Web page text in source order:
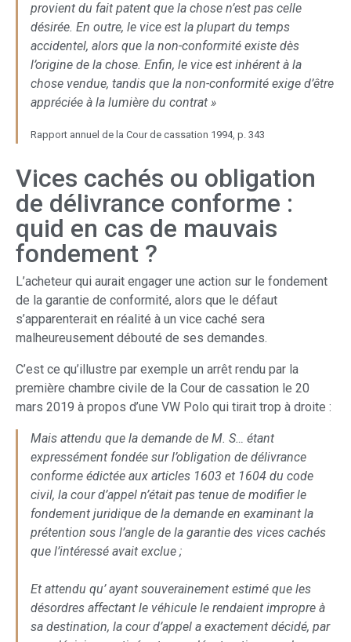
provient du fait patent que la chose n’est pas celle
désirée. En outre, le vice est la plupart du temps
accidentel, alors que la non-conformité existe dès
l’origine de la chose. Enfin, le vice est inhérent à la
chose vendue, tandis que la non-conformité exige d’être
appréciée à la lumière du contrat »
Rapport annuel de la Cour de cassation 1994, p. 343
Vices cachés ou obligation
de délivrance conforme :
quid en cas de mauvais
fondement ?
L’acheteur qui aurait engager une action sur le fondement
de la garantie de conformité, alors que le défaut
s’apparenterait en réalité à un vice caché sera
malheureusement débouté de ses demandes.
C’est ce qu’illustre par exemple un arrêt rendu par la
première chambre civile de la Cour de cassation le 20
mars 2019 à propos d’une VW Polo qui tirait trop à droite :
Mais attendu que la demande de M. S… étant
expressément fondée sur l’obligation de délivrance
conforme édictée aux articles 1603 et 1604 du code
civil, la cour d’appel n’était pas tenue de modifier le
fondement juridique de la demande en examinant la
prétention sous l’angle de la garantie des vices cachés
que l’intéressé avait exclue ;
Et attendu qu’ ayant souverainement estimé que les
désordres affectant le véhicule le rendaient impropre à
sa destination, la cour d’appel a exactement décidé, par